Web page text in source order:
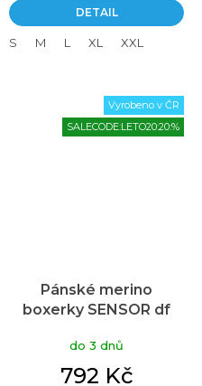
DETAIL
S M L XL XXL
Vyrobeno v ČR
SALECODE:LETO20:20:%
Pánské merino
boxerky SENSOR df
do 3 dnů
792 Kč